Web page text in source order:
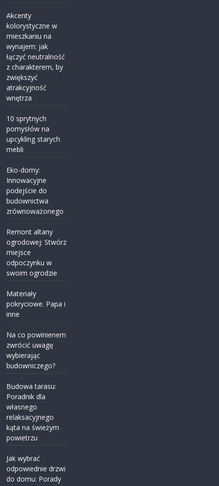
Akcenty
kolorystyczne w
mieszkaniu na
wynajem: jak
łączyć neutralność
z charakterem, by
zwiększyć
atrakcyjność
wnętrza
10 sprytnych
pomysłów na
upcykling starych
mebli
Eko-domy:
Innowacyjne
podejście do
budownictwa
zrównoważonego
Remont altany
ogrodowej: Stwórz
miejsce
odpoczynku w
swoim ogrodzie
Materiały
pokryciowe. Papa i
inne
Na co powinienem
zwrócić uwagę
wybierając
budowniczego?
Budowa tarasu:
Poradnik dla
własnego
relaksacyjnego
kąta na świeżym
powietrzu
Jak wybrać
odpowiednie drzwi
do domu: Porady